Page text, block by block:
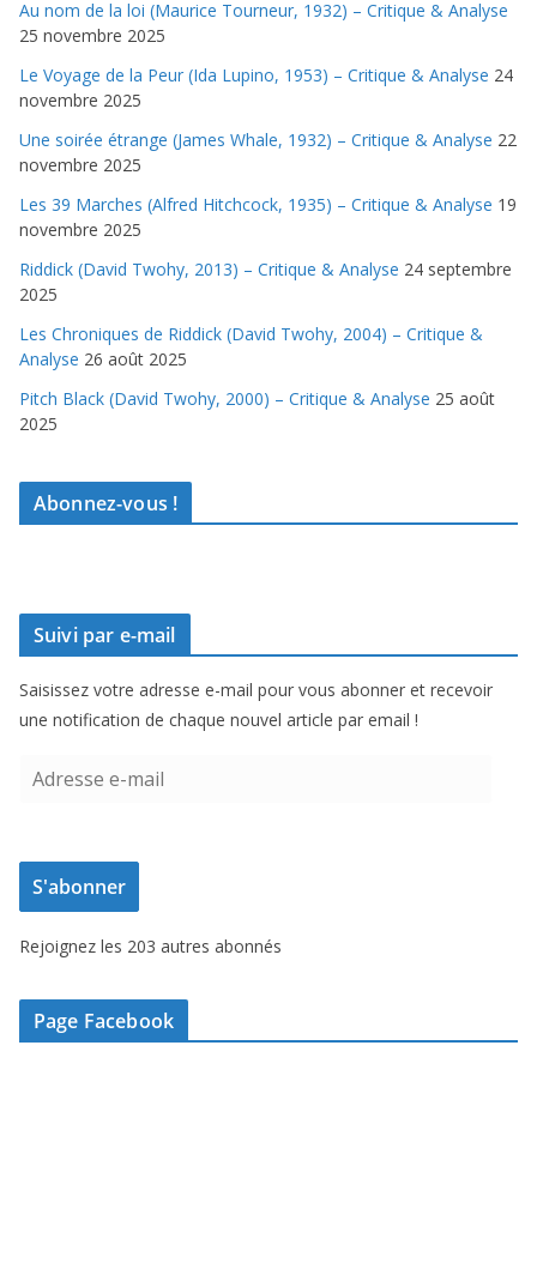
Au nom de la loi (Maurice Tourneur, 1932) – Critique & Analyse
25 novembre 2025
Le Voyage de la Peur (Ida Lupino, 1953) – Critique & Analyse 24
novembre 2025
Une soirée étrange (James Whale, 1932) – Critique & Analyse 22
novembre 2025
Les 39 Marches (Alfred Hitchcock, 1935) – Critique & Analyse 19
novembre 2025
Riddick (David Twohy, 2013) – Critique & Analyse 24 septembre
2025
Les Chroniques de Riddick (David Twohy, 2004) – Critique &
Analyse 26 août 2025
Pitch Black (David Twohy, 2000) – Critique & Analyse 25 août
2025
Abonnez-vous !
Suivi par e-mail
Saisissez votre adresse e-mail pour vous abonner et recevoir
une notification de chaque nouvel article par email !
e
s
e
-
m
S'abonner
Rejoignez les 203 autres abonnés
Page Facebook